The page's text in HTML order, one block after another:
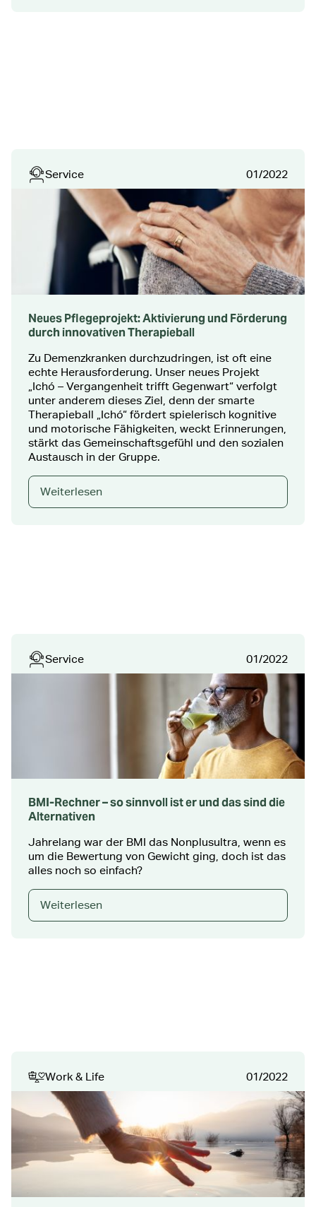
Service 01/2022
Neues Pflegeprojekt: Aktivierung und Förderung
durch innovativen Therapieball
Zu Demenzkranken durchzudringen, ist oft eine
echte Herausforderung. Unser neues Projekt
„Ichó – Vergangenheit trifft Gegenwart“ verfolgt
unter anderem dieses Ziel, denn der smarte
Therapieball „Ichó“ fördert spielerisch kognitive
und motorische Fähigkeiten, weckt Erinnerungen,
stärkt das Gemeinschaftsgefühl und den sozialen
Austausch in der Gruppe.
Weiterlesen
Service 01/2022
BMI-Rechner – so sinnvoll ist er und das sind die
Alternativen
Jahrelang war der BMI das Nonplusultra, wenn es
um die Bewertung von Gewicht ging, doch ist das
alles noch so einfach?
Weiterlesen
Work & Life 01/2022